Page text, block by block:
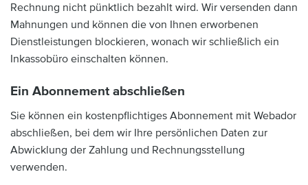
Rechnung nicht pünktlich bezahlt wird. Wir versenden dann
Mahnungen und können die von Ihnen erworbenen
Dienstleistungen blockieren, wonach wir schließlich ein
Inkassobüro einschalten können.
Ein Abonnement abschließen
Sie können ein kostenpflichtiges Abonnement mit Webador
abschließen, bei dem wir Ihre persönlichen Daten zur
Abwicklung der Zahlung und Rechnungsstellung
verwenden.